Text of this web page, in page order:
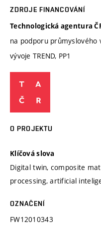
ZDROJE FINANCOVÁNÍ
Technologická agentura
na podporu průmyslového
vývoje TREND, PP1
O PROJEKTU
Klíčová slova
Digital twin, composite
processing, artificial
OZNAČENÍ
FW12010343